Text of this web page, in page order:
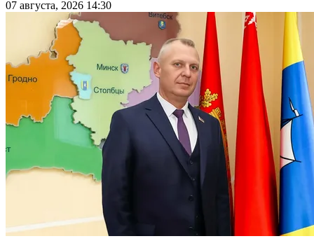
07 августа, 2026 14:30